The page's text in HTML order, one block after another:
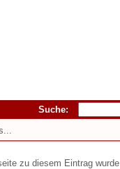
Suche:
zu diesem Eintrag